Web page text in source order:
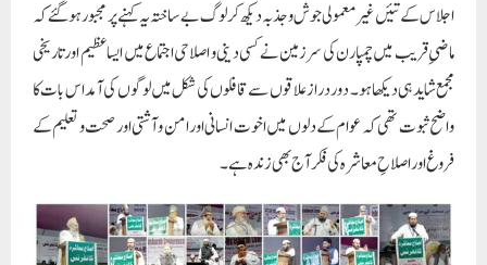
اجلاس کے تئیں غیر معمولی جوش و جذبہ دیکھ کر لوگ بے ساختہ یہ کہنے پر مجبور ہوگئے کہ
ماضیِ قریب میں چمپارن کی سرزمین نے کسی دینی و اصلاحی اجتماع میں ایسا عظیم اور تاریخی
مجمع شاید ہی دیکھا ہو۔ دور دراز علاقوں سے قافلوں کی شکل میں لوگوں کی آمد اس بات کا
واضح ثبوت تھی کہ عوام کے دلوں میں اخوت انسانی اور امن و آشتی اور صحت و تعلیم کے
فروغ اور اصلاحِ معاشرہ کی فکر آج بھی زندہ ہے۔